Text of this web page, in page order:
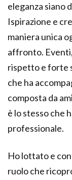
eleganza siano
Ispirazione e
maniera unica
affronto.
rispetto e forte
che ha
composta da
è lo stesso che
professionale.
Ho lottato e
ruolo che